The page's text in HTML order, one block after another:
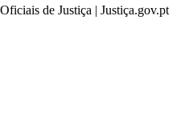
de Justiça | Justiça.gov.pt